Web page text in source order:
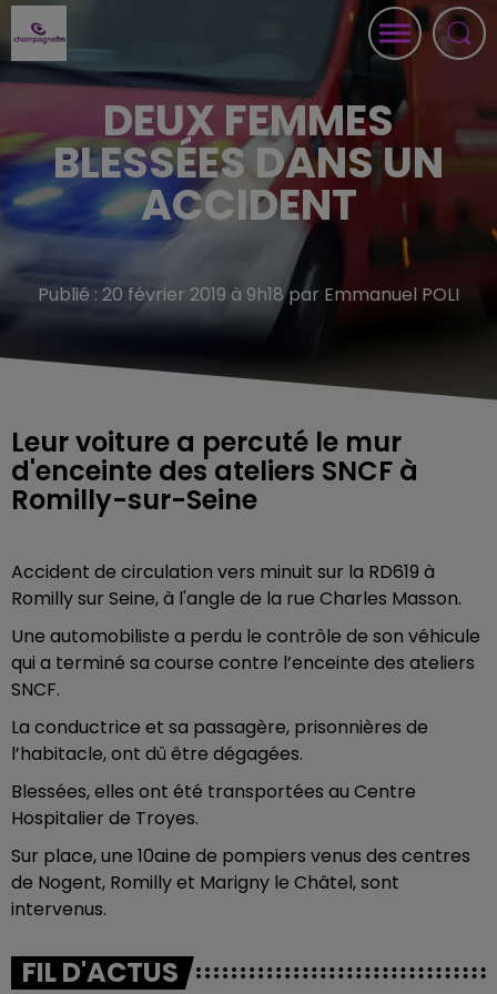
DEUX FEMMES
BLESSÉES DANS UN
ACCIDENT
Publié : 20 février 2019 à 9h18 par Emmanuel POLI
Leur voiture a percuté le mur
d'enceinte des ateliers SNCF à
Romilly-sur-Seine
Accident de circulation vers minuit sur la RD619 à
Romilly sur Seine, à l'angle de la rue Charles Masson.
Une automobiliste a perdu le contrôle de son véhicule
qui a terminé sa course contre l’enceinte des ateliers
SNCF.
La conductrice et sa passagère, prisonnières de
l’habitacle, ont dû être dégagées.
Blessées, elles ont été transportées au Centre
Hospitalier de Troyes.
Sur place, une 10aine de pompiers venus des centres
de Nogent, Romilly et Marigny le Châtel, sont
intervenus.
FIL D'ACTUS